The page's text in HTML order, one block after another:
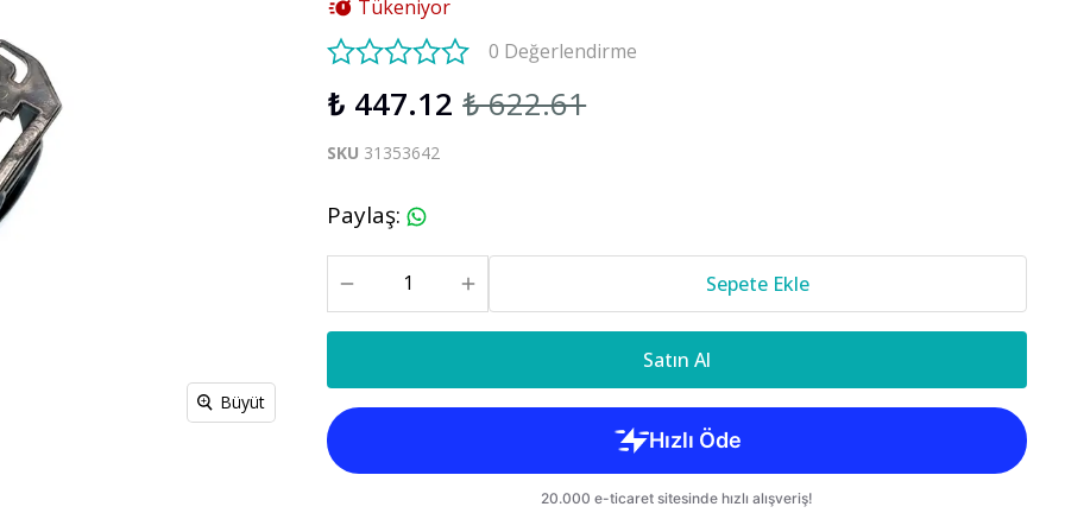
Xc90
Xc90 2003-2013
xc90 2015-2025
C30 C70 850 S70 C70
Büyüt
Tükeniyor
0 Değerlendirme
₺ 447.12 ₺ 622.61
SKU 31353642
Paylaş:
Sepete Ekle
Satın Al